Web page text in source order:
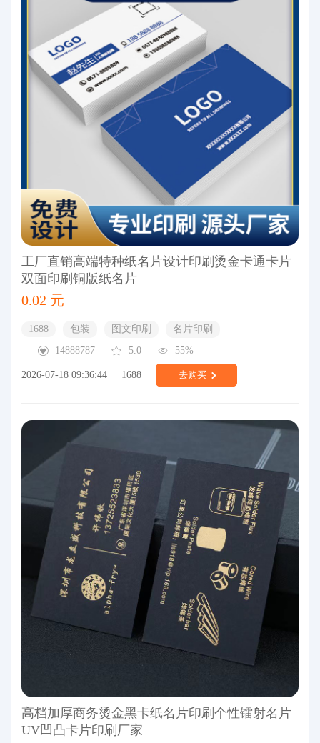
工厂直销高端特种纸名片设计印刷烫金卡通卡片
双面印刷铜版纸名片
0.02 元
1688 包装 图文印刷
名片印刷
14888787
5.0 55%
2026-07-18 09:36:44 1688 去购买
高档加厚商务烫金黑卡纸名片印刷个性镭射名片
UV凹凸卡片印刷厂家